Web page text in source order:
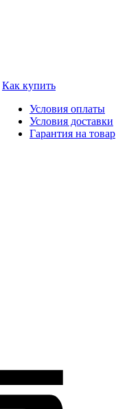
Как купить
Условия оплаты
Условия доставки
Гарантия на товар